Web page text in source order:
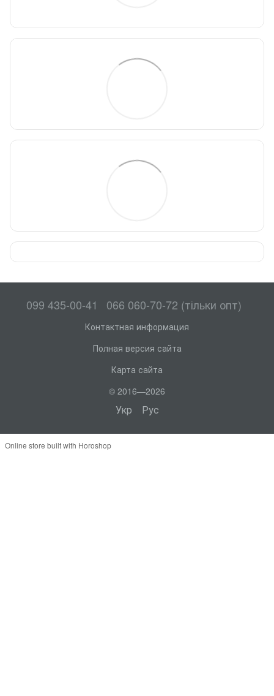
099 435-00-41 066 060-70-72 (тільки опт)
Контактная информация
Полная версия сайта
Карта сайта
© 2016—2026
Укр Рус
Online store built with Horoshop